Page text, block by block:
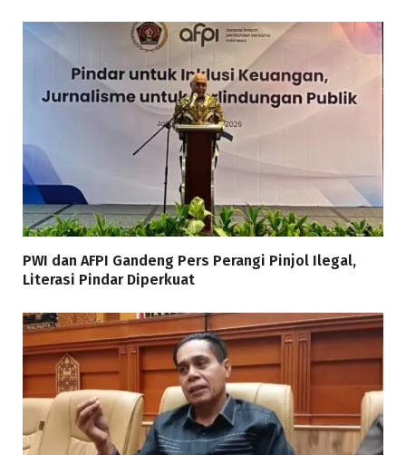
PWI dan AFPI Gandeng Pers Perangi Pinjol Ilegal,
Literasi Pindar Diperkuat